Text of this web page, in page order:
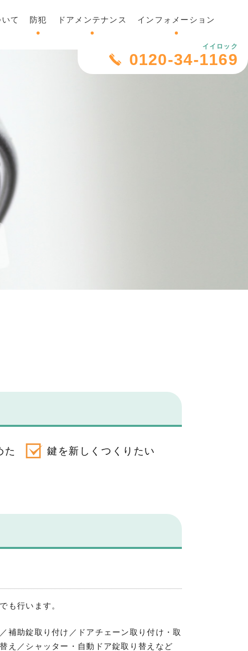
て 防犯 ドアメンテナンス インフォメーション
イイロック
0120-34-1169
た 鍵を新しくつくりたい
も行います。
補助錠取り付け／ドアチェーン取り付け・取
え／シャッター・自動ドア錠取り替えなど